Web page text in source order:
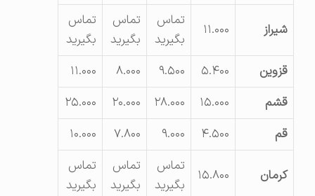
شیراز ۱۱.۰۰۰
تماس
بگیرید
تماس
بگیرید
تماس
بگیرید
قزوین
۵.۴۰۰ ۹.۵۰۰ ۸.۰۰۰
۱۱.۰۰۰
قشم
۱۵.۰۰۰ ۲۸.۰۰۰ ۲۰.۰۰۰
۲۵.۰۰۰
۴.۵۰۰ ۹.۰۰۰ ۷.۸۰۰ ۱۰.۰۰۰
کرمان ۱۵.۸۰۰
تماس
بگیرید
تماس
بگیرید
تماس
بگیرید